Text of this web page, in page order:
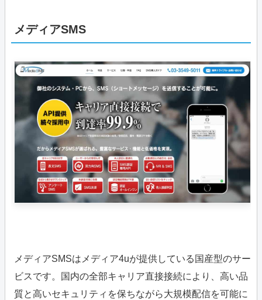
メディアSMS
メディアSMSはメディア4uが提供している国産型のサー
ビスです。国内の全部キャリア直接接続により、高い品
質と高いセキュリティを保ちながら大規模配信を可能に